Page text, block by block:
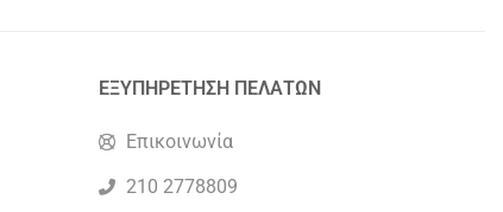
ΕΞΥΠΗΡΕΤΗΣΗ ΠΕΛΑΤΩΝ
Επικοινωνία
210 2778809